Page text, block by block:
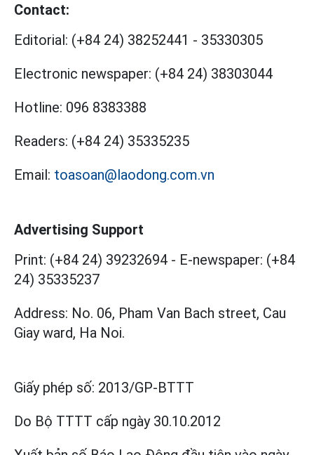
Contact:
Editorial: (+84 24) 38252441 - 35330305
Electronic newspaper: (+84 24) 38303044
Hotline: 096 8383388
Readers: (+84 24) 35335235
Email: toasoan@laodong.com.vn
Advertising Support
Print: (+84 24) 39232694 - E-newspaper: (+84
24) 35335237
Address: No. 06, Pham Van Bach street, Cau
Giay ward, Ha Noi.
Giấy phép số: 2013/GP-BTTT
Do Bộ TTTT cấp ngày 30.10.2012